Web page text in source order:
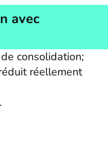
avec
consolidation;
réellement